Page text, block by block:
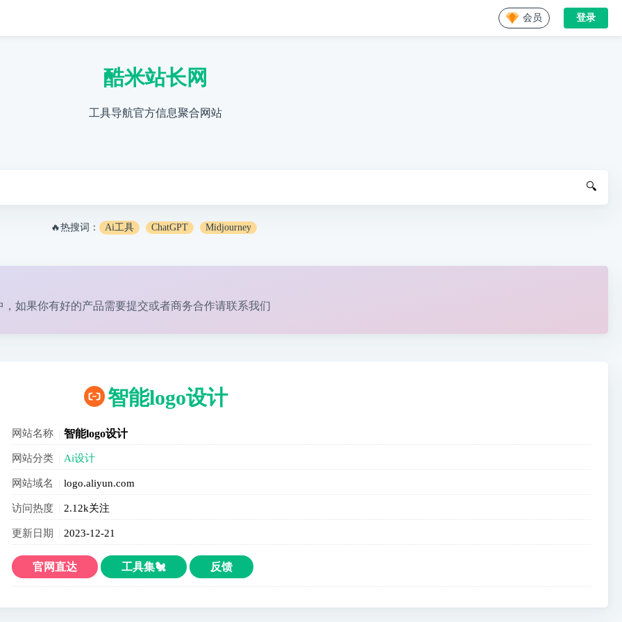
会员 登录
酷米站长网
工具导航官方信息聚合网站
🔍
🔥热搜词： Ai工具 ChatGPT Midjourney
，如果你有好的产品需要提交或者商务合作请联系我们
智能logo设计
网站名称 智能logo设计
网站分类 Ai设计
网站域名 logo.aliyun.com
访问热度 2.12k关注
更新日期 2023-12-21
官网直达 工具集🐔 反馈